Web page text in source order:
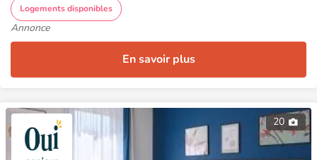
Logements disponibles
Annonce
En savoir plus
20